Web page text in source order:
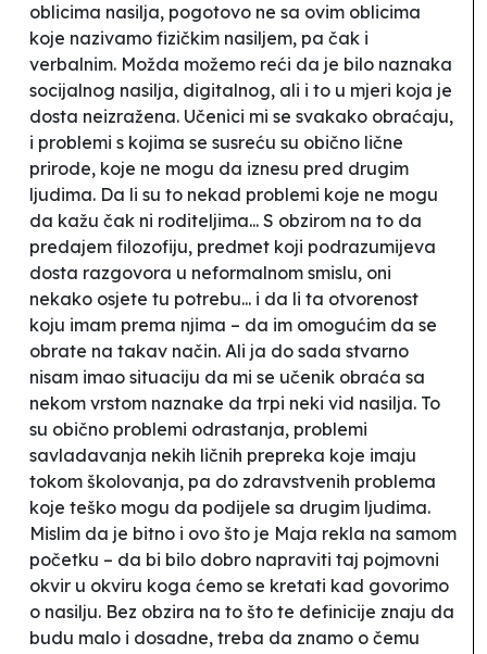
oblicima nasilja, pogotovo ne sa ovim oblicima
koje nazivamo fizičkim nasiljem, pa čak i
verbalnim. Možda možemo reći da je bilo naznaka
socijalnog nasilja, digitalnog, ali i to u mjeri koja je
dosta neizražena. Učenici mi se svakako obraćaju,
i problemi s kojima se susreću su obično lične
prirode, koje ne mogu da iznesu pred drugim
ljudima. Da li su to nekad problemi koje ne mogu
da kažu čak ni roditeljima... S obzirom na to da
predajem filozofiju, predmet koji podrazumijeva
dosta razgovora u neformalnom smislu, oni
nekako osjete tu potrebu... i da li ta otvorenost
koju imam prema njima – da im omogućim da se
obrate na takav način. Ali ja do sada stvarno
nisam imao situaciju da mi se učenik obraća sa
nekom vrstom naznake da trpi neki vid nasilja. To
su obično problemi odrastanja, problemi
savladavanja nekih ličnih prepreka koje imaju
tokom školovanja, pa do zdravstvenih problema
koje teško mogu da podijele sa drugim ljudima.
Mislim da je bitno i ovo što je Maja rekla na samom
početku – da bi bilo dobro napraviti taj pojmovni
okvir u okviru koga ćemo se kretati kad govorimo
o nasilju. Bez obzira na to što te definicije znaju da
budu malo i dosadne, treba da znamo o čemu